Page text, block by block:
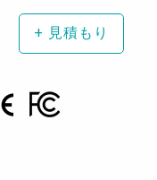
+ 見積もり